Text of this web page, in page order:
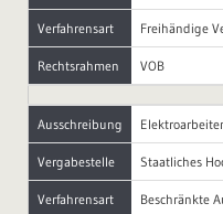
Verfahrensart Freihändige
Rechtsrahmen VOB
Ausschreibung
Vergabestelle Staatliches
Verfahrensart Beschränkte